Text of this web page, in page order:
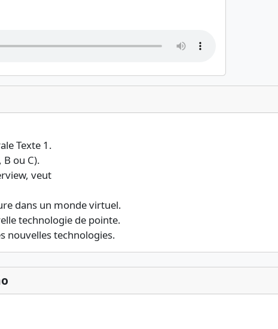
Texte 1.
B ou C).
veut
dans un monde virtuel.
technologie de pointe.
nouvelles technologies.